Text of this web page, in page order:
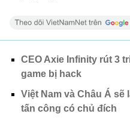
CEO Axie Infinity rút 3
game bị hack
Việt Nam và Châu Á sẽ
tấn công có chủ đích